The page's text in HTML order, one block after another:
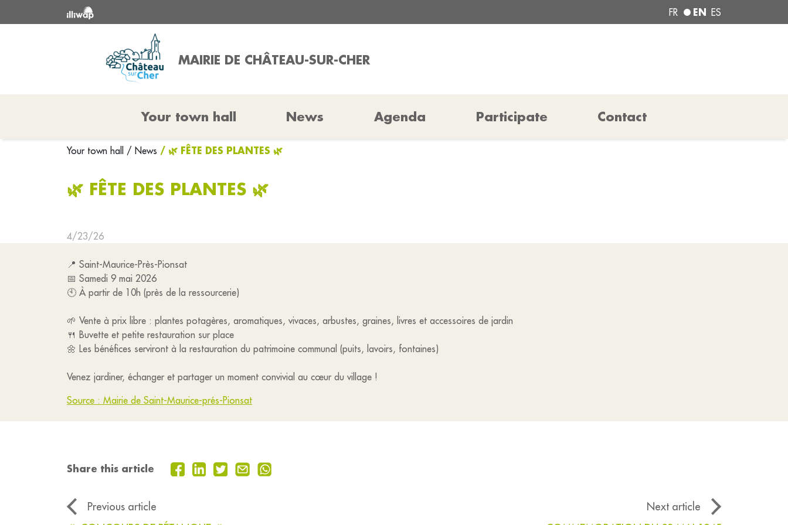
FR EN ES
MAIRIE DE CHÂTEAU-SUR-CHER
Your town hall News Agenda Participate Contact
Your town hall / News / 🌿 FÊTE DES PLANTES 🌿
🌿 FÊTE DES PLANTES 🌿
4/23/26
📍 Saint-Maurice-Près-Pionsat
📅 Samedi 9 mai 2026
🕙 À partir de 10h (près de la ressourcerie)
🌱 Vente à prix libre : plantes potagères, aromatiques, vivaces, arbustes, graines, livres et accessoires de jardin
🍴 Buvette et petite restauration sur place
🌼 Les bénéfices serviront à la restauration du patrimoine communal (puits, lavoirs, fontaines)
Venez jardiner, échanger et partager un moment convivial au cœur du village !
Source : Mairie de Saint-Maurice-prés-Pionsat
Share this article
Previous article
Next article